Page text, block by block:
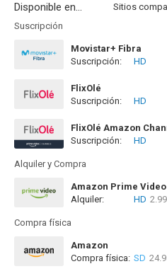
Disponible en...
Suscripción
Movistar+ Fibra
Disponible hasta el Vie,
Suscripción: HD
FlixOlé
Suscripción:
HD
FlixOlé Amazon
Suscripción:
HD
Alquiler y Compra
Amazon Prime
Alquiler:
HD
Compra física
Amazon
Compra física: SD